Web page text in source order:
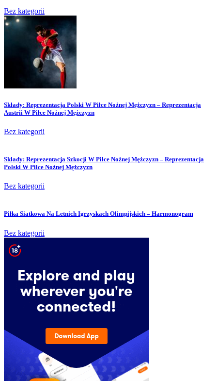
Bez kategorii
Składy: Reprezentacja Polski W Piłce Nożnej Mężczyzn – Reprezentacja
Austrii W Piłce Nożnej Mężczyzn
Bez kategorii
Składy: Reprezentacja Szkocji W Piłce Nożnej Mężczyzn – Reprezentacja
Polski W Piłce Nożnej Mężczyzn
Bez kategorii
Piłka Siatkowa Na Letnich Igrzyskach Olimpijskich – Harmonogram
Bez kategorii